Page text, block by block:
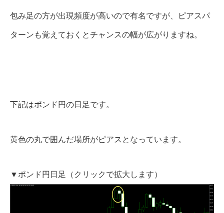
包み足の方が出現頻度が高いので有名ですが、ピアスパ
ターンも覚えておくとチャンスの幅が広がりますね。
下記はポンド円の日足です。
黄色の丸で囲んだ場所がピアスとなっています。
▼ポンド円日足（クリックで拡大します）